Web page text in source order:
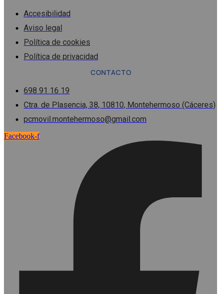
Accesibilidad
Aviso legal
Política de cookies
Política de privacidad
CONTACTO
698 91 16 19
Ctra. de Plasencia, 38, 10810, Montehermoso (Cáceres)
pcmovil.montehermoso@gmail.com
Facebook-f